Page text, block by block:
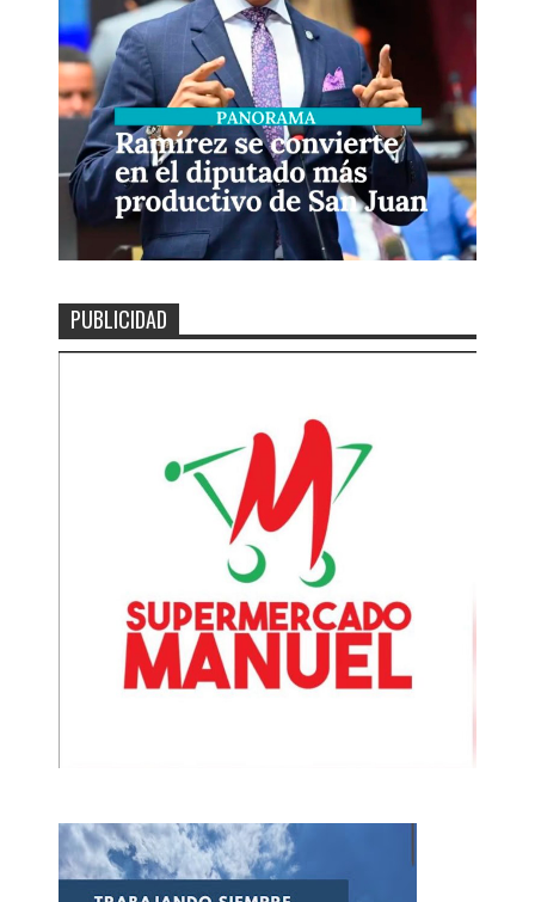
PUBLICIDAD